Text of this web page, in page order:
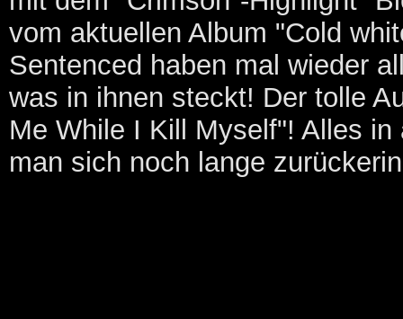
vom aktuellen Album "Cold
Sentenced haben mal wieder
was in ihnen steckt! Der tolle
Me While I Kill Myself"! Alles
man sich noch lange